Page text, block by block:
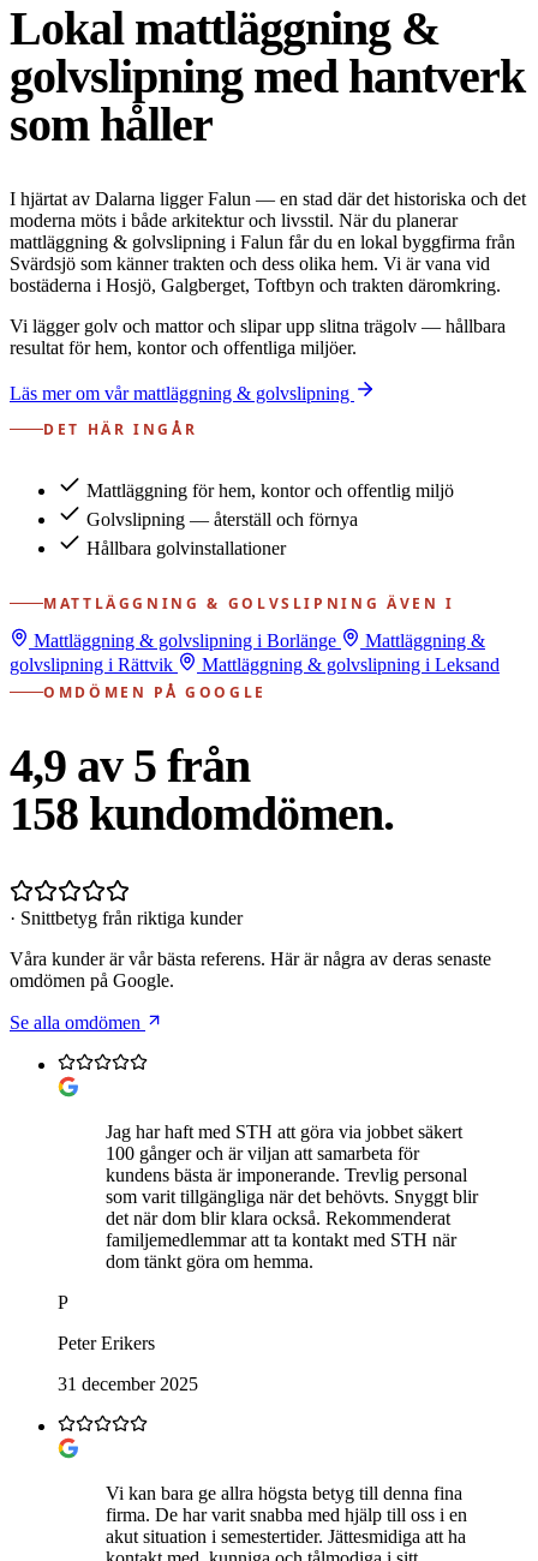
Lokal mattläggning &
golvslipning med hantverk
som håller
I hjärtat av Dalarna ligger Falun — en stad där det historiska och det
moderna möts i både arkitektur och livsstil. När du planerar
mattläggning & golvslipning i Falun får du en lokal byggfirma från
Svärdsjö som känner trakten och dess olika hem. Vi är vana vid
bostäderna i Hosjö, Galgberget, Toftbyn och trakten däromkring.
Vi lägger golv och mattor och slipar upp slitna trägolv — hållbara
resultat för hem, kontor och offentliga miljöer.
Läs mer om vår mattläggning & golvslipning
DET HÄR INGÅR
Mattläggning för hem, kontor och offentlig miljö
Golvslipning — återställ och förnya
Hållbara golvinstallationer
MATTLÄGGNING & GOLVSLIPNING ÄVEN I
Mattläggning & golvslipning i Borlänge
Mattläggning &
golvslipning i Rättvik
Mattläggning & golvslipning i Leksand
OMDÖMEN PÅ GOOGLE
4,9 av 5 från
158 kundomdömen.
· Snittbetyg från riktiga kunder
Våra kunder är vår bästa referens. Här är några av deras senaste
omdömen på Google.
Se alla omdömen
Jag har haft med STH att göra via jobbet säkert
100 gånger och är viljan att samarbeta för
kundens bästa är imponerande. Trevlig personal
som varit tillgängliga när det behövts. Snyggt blir
det när dom blir klara också. Rekommenderat
familjemedlemmar att ta kontakt med STH när
dom tänkt göra om hemma.
P
Peter Erikers
31 december 2025
Vi kan bara ge allra högsta betyg till denna fina
firma. De har varit snabba med hjälp till oss i en
akut situation i semestertider. Jättesmidiga att ha